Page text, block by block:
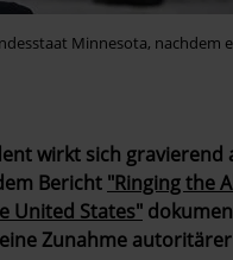
Minnesota, nachdem
wirkt sich gravierend
Bericht "Ringing the
United States"
Zunahme autoritärer